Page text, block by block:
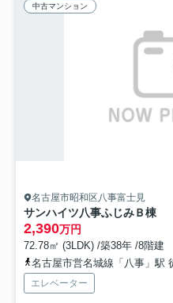
中古マンション
名古屋市昭和区八事富士見
サンハイツ八事ふじみＢ棟
2,390万円
72.78㎡ (3LDK) /築38年 /8階建
名古屋市営名城線「八事」駅
エレベーター